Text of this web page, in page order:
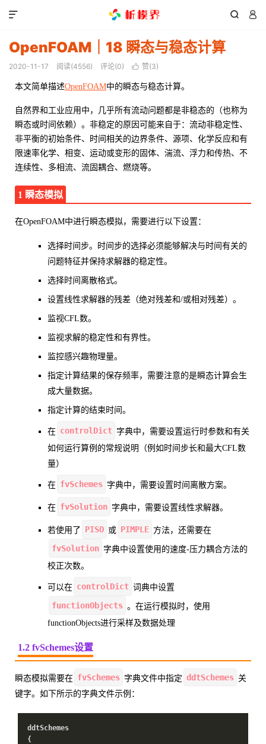
 

OpenFOAM｜18 瞬态与稳态计算
2020-11-17 阅读(4556) 评论(0)  赞(3)
本文简单描述OpenFOAM中的瞬态与稳态计算。
自然界和工业应用中，几乎所有流动问题都是非稳态的（也称为
瞬态或时间依赖）。非稳定的原因可能来自于：流动非稳定性、
非平衡的初始条件、时间相关的边界条件、源项、化学反应和有
限速率化学、相变、运动或变形的固体、湍流、浮力和传热、不
连续性、多相流、流固耦合、燃烧等。
1 瞬态模拟
在OpenFOAM中进行瞬态模拟，需要进行以下设置：
选择时间步。时间步的选择必须能够解决与时间有关的
问题特征并保持求解器的稳定性。
选择时间离散格式。
设置线性求解器的残差（绝对残差和/或相对残差）。
监视CFL数。
监视求解的稳定性和有界性。
监控感兴趣物理量。
指定计算结果的保存频率，需要注意的是瞬态计算会生
成大量数据。
指定计算的结束时间。
在 controlDict 字典中，需要设置运行时参数和有关
如何运行算例的常规说明（例如时间步长和最大CFL数
量）
在 fvSchemes 字典中，需要设置时间离散方案。
在 fvSolution 字典中，需要设置线性求解器。
若使用了 PISO 或 PIMPLE 方法，还需要在
fvSolution 字典中设置使用的速度-压力耦合方法的
校正次数。
可以在 controlDict 词典中设置
functionObjects 。在运行模拟时，使用
functionObjects进行采样及数据处理
1.2 fvSchemes设置
瞬态模拟需要在 fvSchemes 字典文件中指定 ddtSchemes 关
键字。如下所示的字典文件示例：
ddtSchemes
{